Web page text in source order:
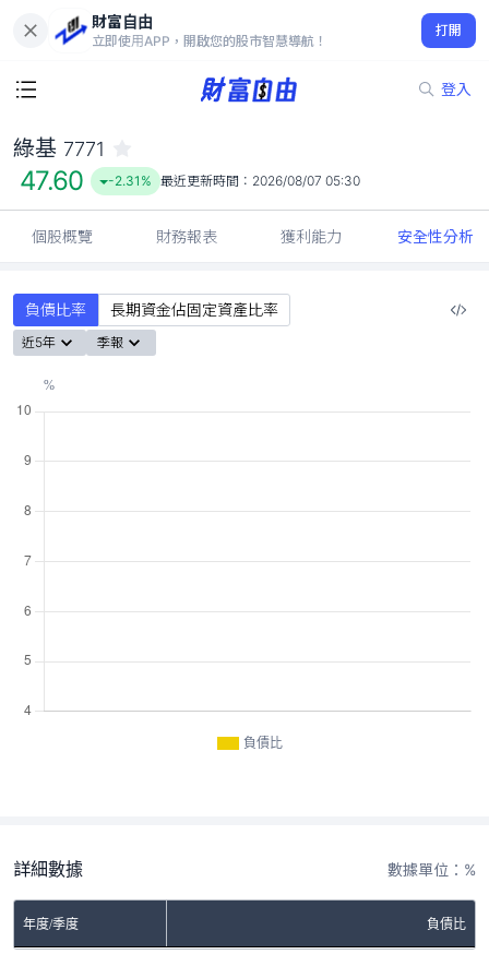
財富自由
立即使用APP，開啟您的股市智慧導航！
打開
登入
47.60
-2.31%
綠基 7771
47.60 -2.31% 最近更新時間： 2026/08/07 05:30
個股概覽 財務報表 獲利能力 安全性分析
負債比率 長期資金佔固定資產比率
近5年 季報
負債比
詳細數據 數據單位：%
年度/季度 負債比